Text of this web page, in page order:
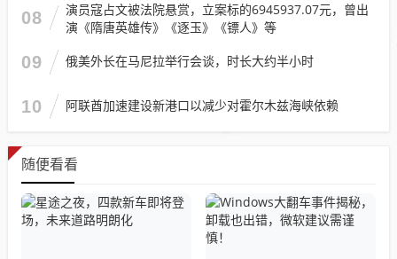
08
演员寇占文被法院悬赏，立案标的6945937.07元，曾出
演《隋唐英雄传》《逐玉》《镖人》等
09 俄美外长在马尼拉举行会谈，时长大约半小时
10 阿联酋加速建设新港口以减少对霍尔木兹海峡依赖
随便看看